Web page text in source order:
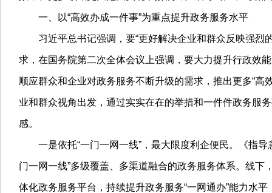
一、以“高效办成一件事”为重点提升政务服务水平
习近平总书记强调，要“更好解决企业和群众反映强烈的
求，在国务院第二次全体会议上强调，要大力提升行政效
顺应群众和企业对政务服务不断升级的需求，推出更多“
业和群众视角出发，通过实实在在的举措和一件件政务服
感。
一是依托“一门一网一线”，最大限度利企便民。《指导
门一网一线”多级覆盖、多渠道融合的政务服务体系。线下
体化政务服务平台，持续提升政务服务“一网通办”能力水